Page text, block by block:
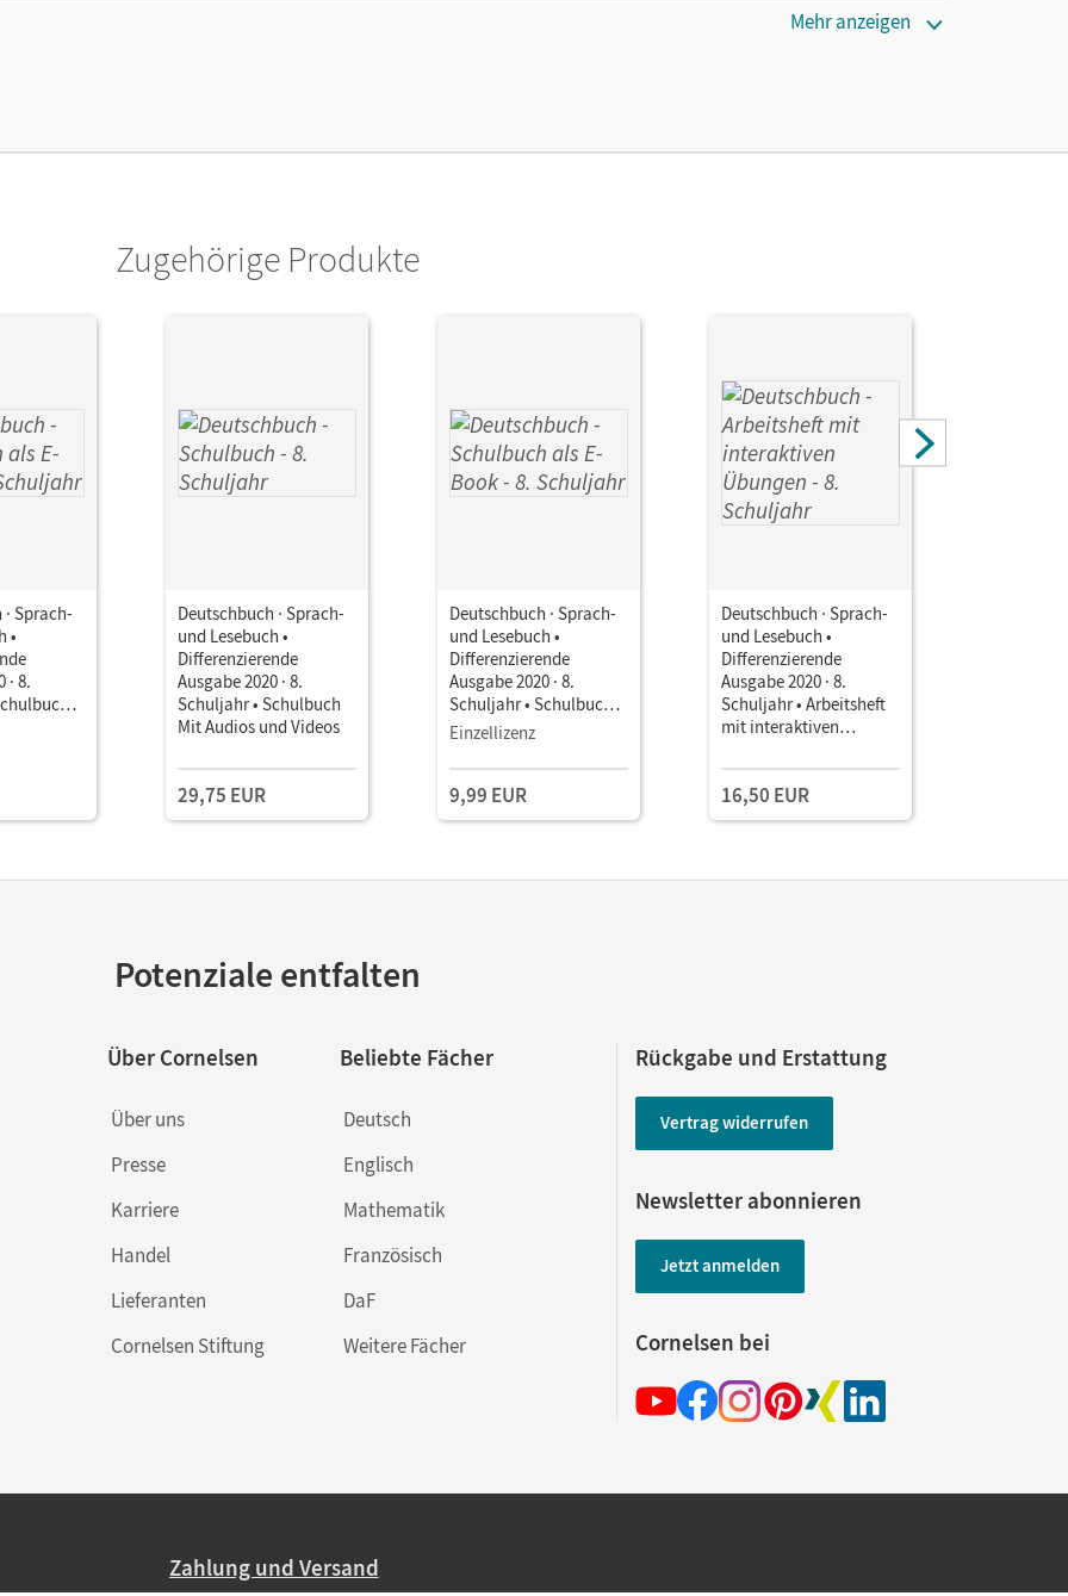
Mehr anzeigen
Zugehörige Produkte
Sprach-
•
· 8.
Deutschbuch · Sprach-
und Lesebuch •
Differenzierende
Ausgabe 2020 · 8.
Schuljahr • Schulbuch
Mit Audios und Videos
29,75 EUR
Deutschbuch · Sprach-
und Lesebuch •
Differenzierende
Ausgabe 2020 · 8.
Schuljahr • Schulbuch
als E-Book Mit Medien
Einzellizenz
9,99 EUR
Deutschbuch · Sprach-
und Lesebuch •
Differenzierende
Ausgabe 2020 · 8.
Schuljahr • Arbeitsheft
mit interaktiven
16,50 EUR
Potenziale entfalten
Über Cornelsen
Über uns
Presse
Karriere
Handel
Lieferanten
Cornelsen Stiftung
Beliebte Fächer
Deutsch
Englisch
Mathematik
Französisch
DaF
Weitere Fächer
Rückgabe und Erstattung
Vertrag widerrufen
Newsletter abonnieren
Jetzt anmelden
Cornelsen bei
Zahlung und Versand